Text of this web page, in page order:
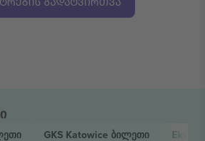
GKS Katowice ბილეთი